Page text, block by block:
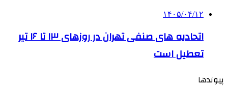
۱۴۰۵/۰۴/۱۲
اتحادیه های صنفی تهران در روزهای ۱۳ تا ۱۶ تیر
تعطیل است
پیوندها